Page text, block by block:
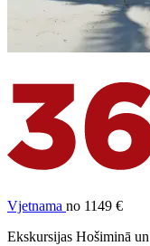
Vjetnama no 1149 €
Ekskursijas Hošiminā